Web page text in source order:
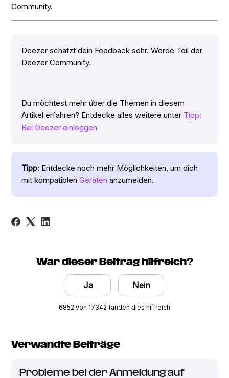
Community.
Deezer schätzt dein Feedback sehr. Werde Teil der
Deezer Community.
Du möchtest mehr über die Themen in diesem
Artikel erfahren? Entdecke alles weitere unter Tipp:
Bei Deezer einloggen
Tipp: Entdecke noch mehr Möglichkeiten, um dich
mit kompatiblenGeräten anzumelden.
War dieser Beitrag hilfreich?
Ja Nein
6852 von 17342 fanden dies hilfreich
Verwandte Beiträge
Probleme bei der Anmeldung auf